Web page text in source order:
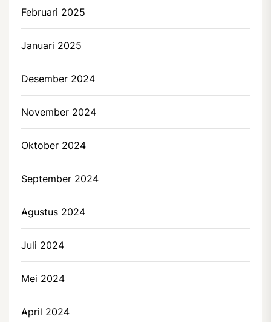
Februari 2025
Januari 2025
Desember 2024
November 2024
Oktober 2024
September 2024
Agustus 2024
Juli 2024
Mei 2024
April 2024